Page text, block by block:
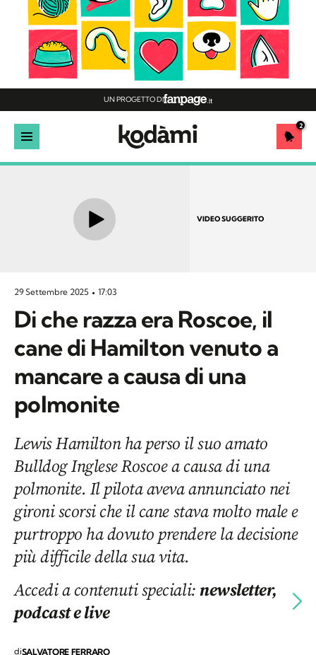
UN PROGETTO DI
2
VIDEO SUGGERITO
29 Settembre 2025 17:03
Di che razza era Roscoe, il
cane di Hamilton venuto a
mancare a causa di una
polmonite
Lewis Hamilton ha perso il suo amato
Bulldog Inglese Roscoe a causa di una
polmonite. Il pilota aveva annunciato nei
gironi scorsi che il cane stava molto male e
purtroppo ha dovuto prendere la decisione
più difficile della sua vita.
Accedi a contenuti speciali:newsletter,
podcast e live
diSALVATORE FERRARO